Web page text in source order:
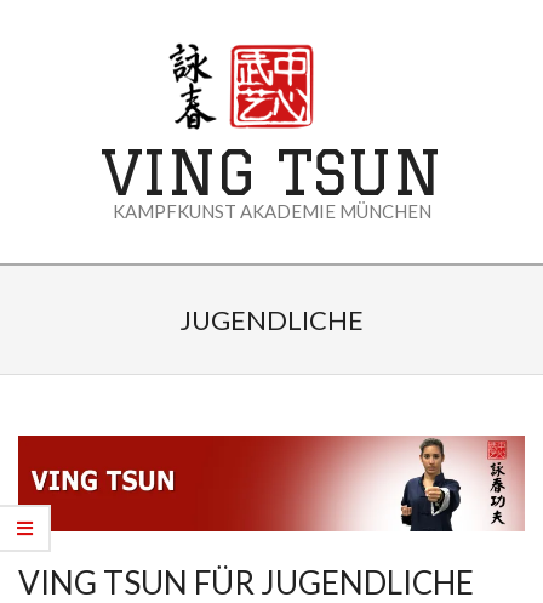
VING TSUN
KAMPFKUNST AKADEMIE MÜNCHEN
JUGENDLICHE
VING TSUN FÜR JUGENDLICHE